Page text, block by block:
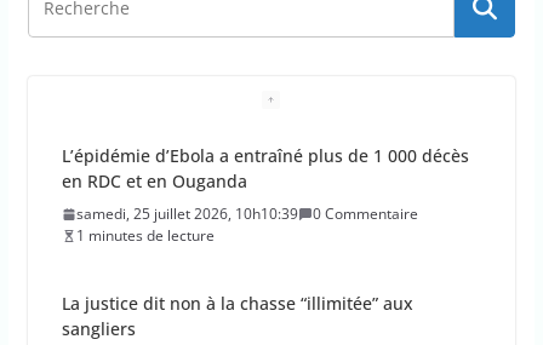
L’épidémie d’Ebola a entraîné plus de 1 000 décès
en RDC et en Ouganda
samedi, 25 juillet 2026, 10h10:39
0 Commentaire
1 minutes de lecture
La justice dit non à la chasse “illimitée” aux
sangliers